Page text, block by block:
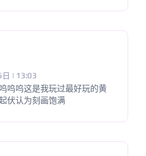
| 13:03
呜呜这是我玩过最好玩的黄
伏认为刻画饱满